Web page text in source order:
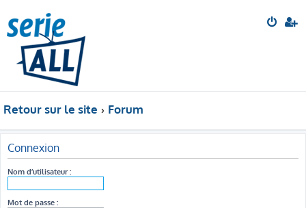
Retour sur le site Forum
Connexion
Nom d’utilisateur :
Mot de passe :